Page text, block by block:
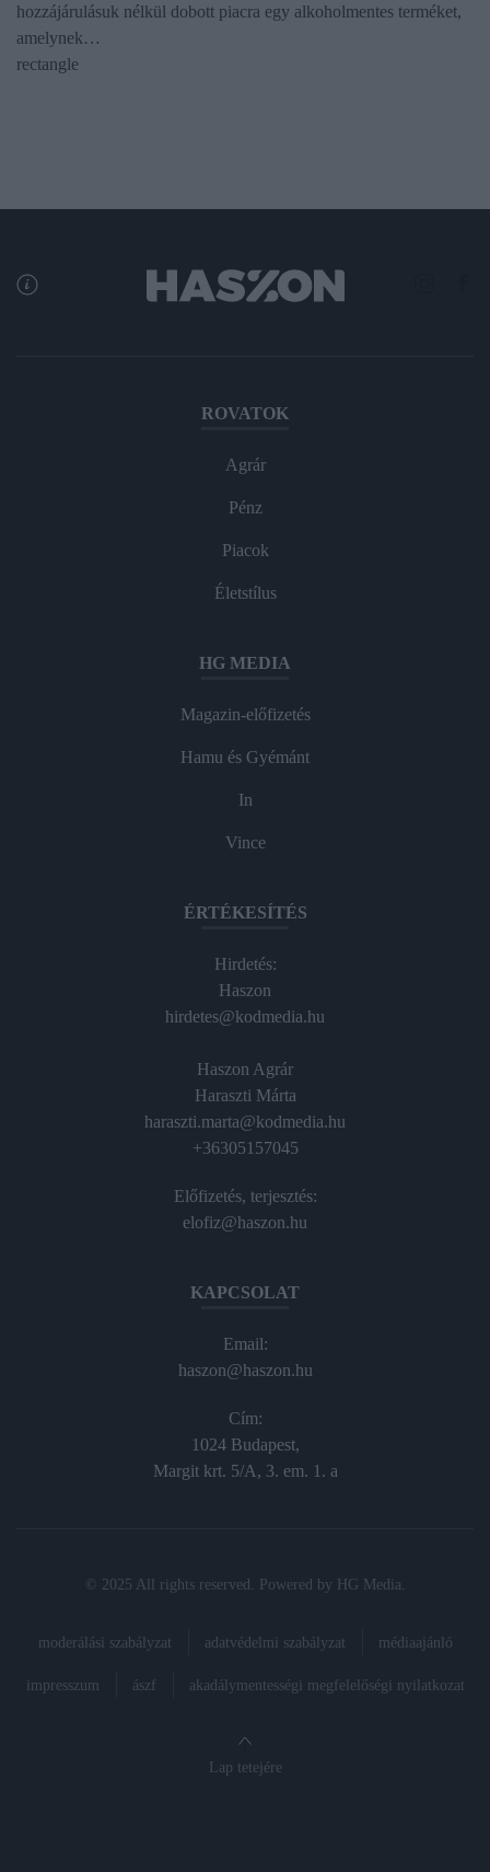
hozzájárulásuk nélkül dobott piacra egy alkoholmentes terméket,
amelynek…
rectangle
ROVATOK
Agrár
Pénz
Piacok
Életstílus
HG MEDIA
Magazin-előfizetés
Hamu és Gyémánt
In
Vince
ÉRTÉKESÍTÉS
Hirdetés:
Haszon
hirdetes@kodmedia.hu
Haszon Agrár
Haraszti Márta
haraszti.marta@kodmedia.hu
+36305157045
Előfizetés, terjesztés:
elofiz@haszon.hu
KAPCSOLAT
Email:
haszon@haszon.hu
Cím:
1024 Budapest,
Margit krt. 5/A, 3. em. 1. a
© 2025 All rights reserved. Powered by HG Media
moderálási szabályzat adatvédelmi szabályzat médiaajánló
impresszum ászf akadálymentességi megfelelőségi nyilatkozat
Lap tetejére